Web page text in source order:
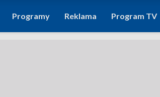
Programy Reklama Program TV